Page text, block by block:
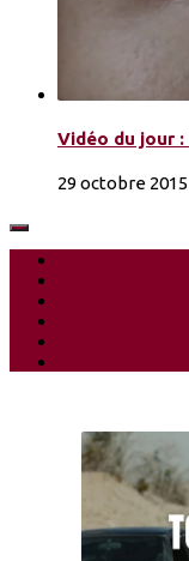
Vidéo du jour :
29 octobre 2015